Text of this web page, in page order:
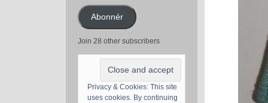
adresseAbonnér
Join 28 other subscribers
Privacy & Cookies: This site
uses cookies. By continuing